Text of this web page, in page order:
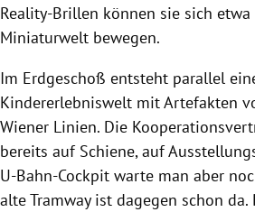
Reality-Brillen können sie sich
Miniaturwelt bewegen.
Im Erdgeschoß entsteht parallel
Kindererlebniswelt mit Artefakten
Wiener Linien. Die
bereits auf Schiene, auf
U-Bahn-Cockpit warte man aber
alte Tramway ist dagegen schon da.